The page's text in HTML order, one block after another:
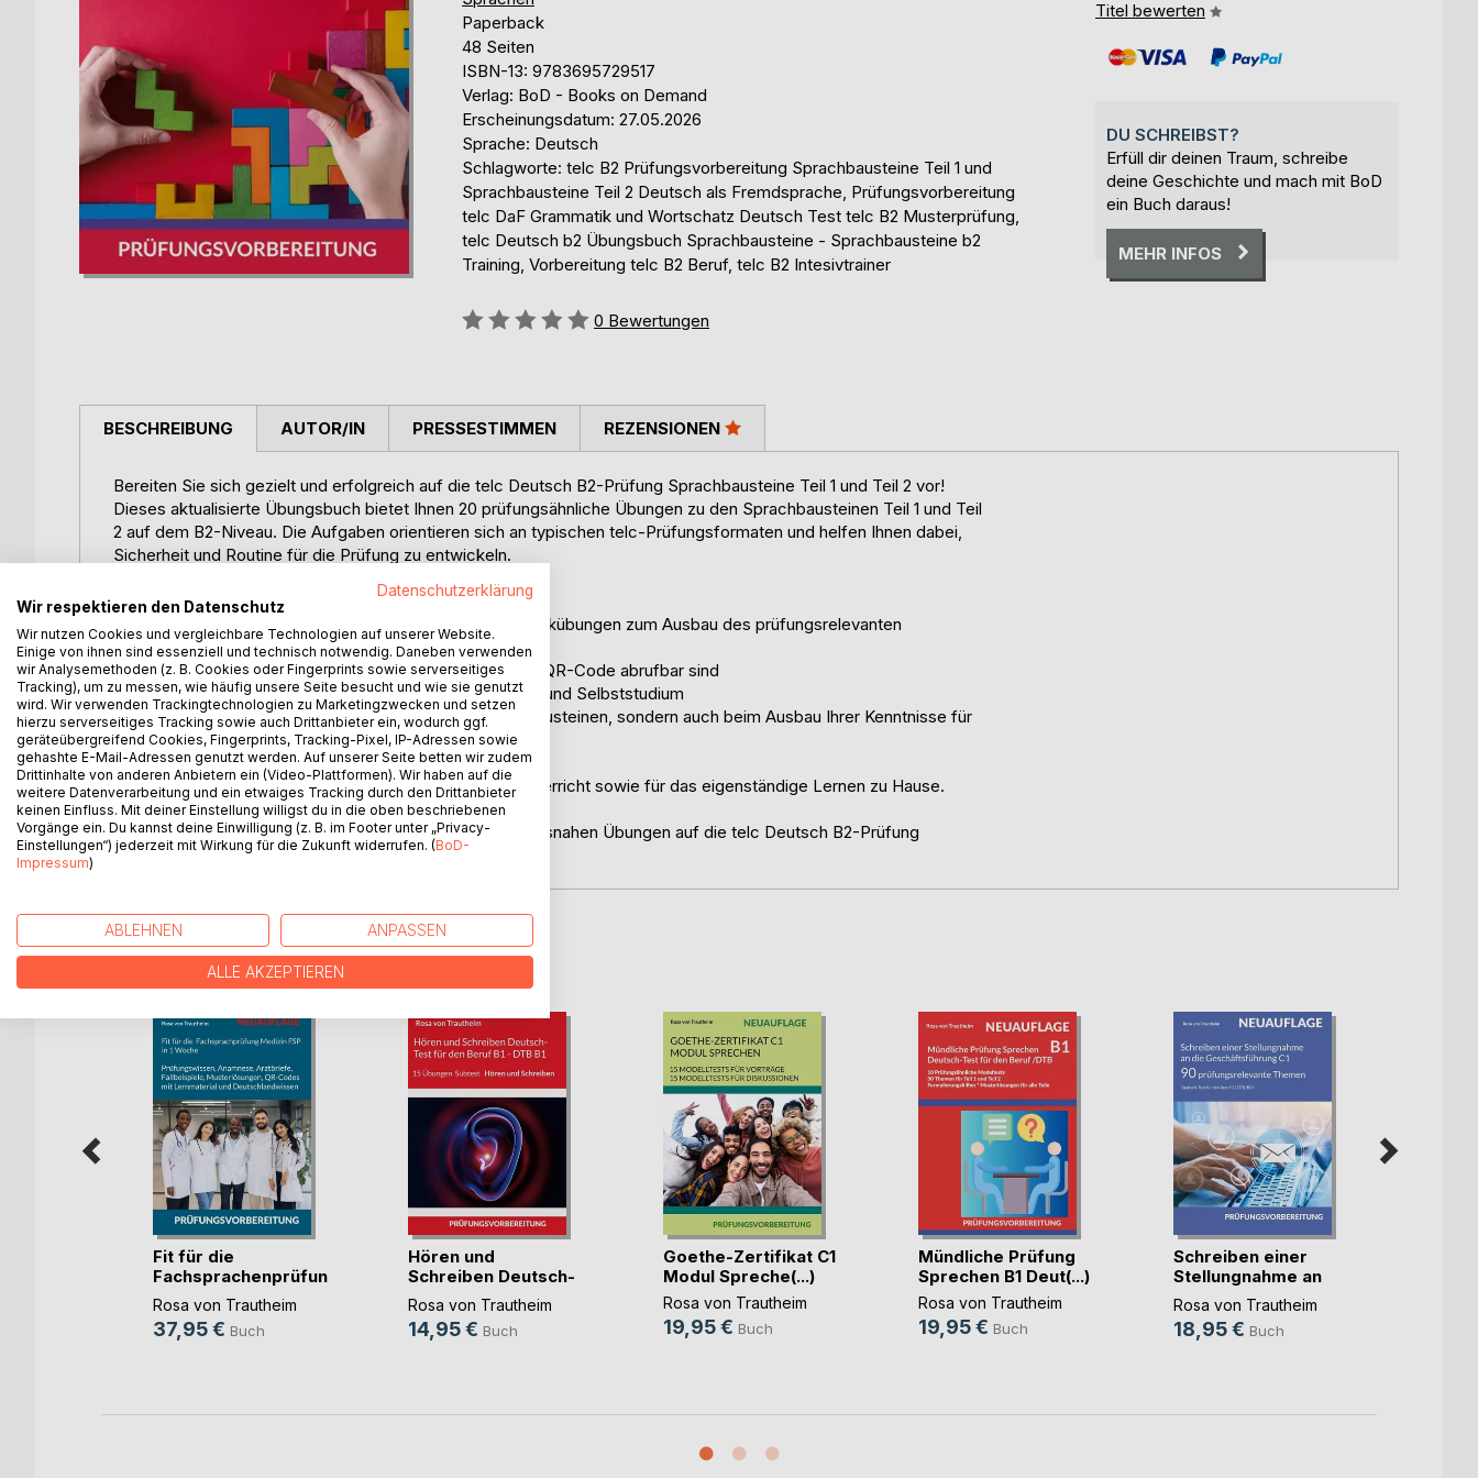
Paperback
48 Seiten
ISBN-13: 9783695729517
Verlag: BoD - Books on Demand
Erscheinungsdatum: 27.05.2026
Sprache: Deutsch
Schlagworte: telc B2 Prüfungsvorbereitung Sprachbausteine Teil 1 und
Sprachbausteine Teil 2 Deutsch als Fremdsprache, Prüfungsvorbereitung
telc DaF Grammatik und Wortschatz Deutsch Test telc B2 Musterprüfung,
telc Deutsch b2 Übungsbuch Sprachbausteine - Sprachbausteine b2
Training, Vorbereitung telc B2 Beruf, telc B2 Intesivtrainer
Bewertung::
0 Bewertungen
Titel bewerten
DU SCHREIBST?
Erfüll dir deinen Traum, schreibe
deine Geschichte und mach mit BoD
ein Buch daraus!
MEHR INFOS
BESCHREIBUNG
Bereiten Sie sich gezielt und erfolgreich auf die telc Deutsch B2-Prüfung Sprachbausteine Teil 1 und Teil 2 vor!
Dieses aktualisierte Übungsbuch bietet Ihnen 20 prüfungsähnliche Übungen zu den Sprachbausteinen Teil 1 und Teil
2 auf dem B2-Niveau. Die Aufgaben orientieren sich an typischen telc-Prüfungsformaten und helfen Ihnen dabei,
Sicherheit und Routine für die Prüfung zu entwickeln.
* abwechslungsreiche Wortschatzübungen und Grammatikübungen zum Ausbau des prüfungsrelevanten
Wortschatzes
* Lernvideos mit Erklärungen und Tipps, die bequem per QR-Code abrufbar sind
* moderne und prüfungsrelevante Themen für Unterricht und Selbststudium
Die Übungen unterstützen Sie nicht nur bei den Sprachbausteinen, sondern auch beim Ausbau Ihrer Kenntnisse für
die Bereiche Lesen, Hören, Schreiben und Sprechen.
Das Buch eignet sich ideal für den Einsatz im Deutschunterricht sowie für das eigenständige Lernen zu Hause.
Perfekt für alle, die sich effektiv, strukturiert und mit praxisnahen Übungen auf die telc Deutsch B2-Prüfung
vorbereiten möchten.
AUTOR/IN PRESSESTIMMEN REZENSIONEN
WEITERE TITEL BEIBoD
Fit für die
Fachsprachenprüfung
Me(...)
Rosa von Trautheim
37,95 € Buch
Hören und
Schreiben Deutsch-
Test f(...)
Rosa von Trautheim
14,95 € Buch
Goethe-Zertifikat C1
Modul Spreche(...)
Rosa von Trautheim
19,95 € Buch
Mündliche Prüfung
Sprechen B1 Deut(...)
Rosa von Trautheim
19,95 € Buch
Schreiben einer
Stellungnahme an
d(...)
Rosa von Trautheim
18,95 € Buch
Datenschutzerklärung
Wir respektieren den Datenschutz
Wir nutzen Cookies und vergleichbare Technologien auf unserer Website.
Einige von ihnen sind essenziell und technisch notwendig. Daneben verwenden
wir Analysemethoden (z. B. Cookies oder Fingerprints sowie serverseitiges
Tracking), um zu messen, wie häufig unsere Seite besucht und wie sie genutzt
wird. Wir verwenden Trackingtechnologien zu Marketingzwecken und setzen
hierzu serverseitiges Tracking sowie auch Drittanbieter ein, wodurch ggf.
geräteübergreifend Cookies, Fingerprints, Tracking-Pixel, IP-Adressen sowie
gehashte E-Mail-Adressen genutzt werden. Auf unserer Seite betten wir zudem
Drittinhalte von anderen Anbietern ein (Video-Plattformen). Wir haben auf die
weitere Datenverarbeitung und ein etwaiges Tracking durch den Drittanbieter
keinen Einfluss. Mit deiner Einstellung willigst du in die oben beschriebenen
Vorgänge ein. Du kannst deine Einwilligung (z. B. im Footer unter „Privacy-
Einstellungen“) jederzeit mit Wirkung für die Zukunft widerrufen. (BoD-
Impressum)
ABLEHNEN ANPASSEN
ALLE AKZEPTIEREN